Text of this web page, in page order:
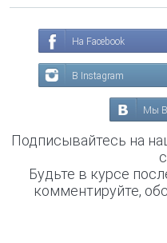
На Facebook
В Instagram
Мы
Подписывайтесь на
Будьте в курсе
комментируйте,